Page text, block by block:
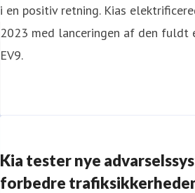
i en positiv retning. Kias
2023 med lanceringen af den fuldt
EV9.
Kia tester nye
forbedre